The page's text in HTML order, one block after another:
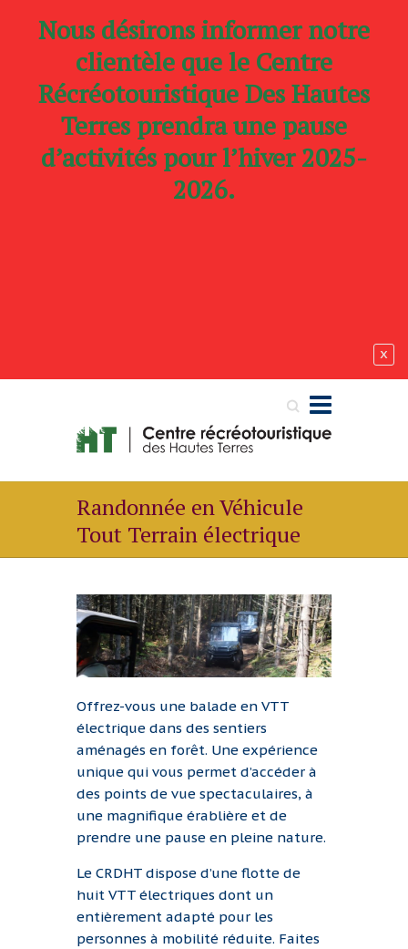
Nous désirons informer notre
clientèle que le Centre
Récréotouristique Des Hautes
Terres prendra une pause
d’activités pour l’hiver 2025-
2026.
x
Search
Randonnée en Véhicule
Tout Terrain électrique
Offrez-vous une balade en VTT
électrique dans des sentiers
aménagés en forêt. Une expérience
unique qui vous permet d’accéder à
des points de vue spectaculaires, à
une magnifique érablière et de
prendre une pause en pleine nature.
Le CRDHT dispose d’une flotte de
huit VTT électriques dont un
entièrement adapté pour les
personnes à mobilité réduite. Faites